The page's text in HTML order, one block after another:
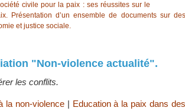
civile pour la paix : ses réussites sur le
Présentation d’un ensemble de documents sur des
et justice sociale.
"Non-violence actualité".
les conflits.
la non-violence| Education à la paix dans des